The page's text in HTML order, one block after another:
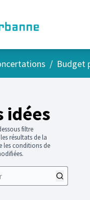
/ Budget
idées
filtre
résultats de la
les conditions de